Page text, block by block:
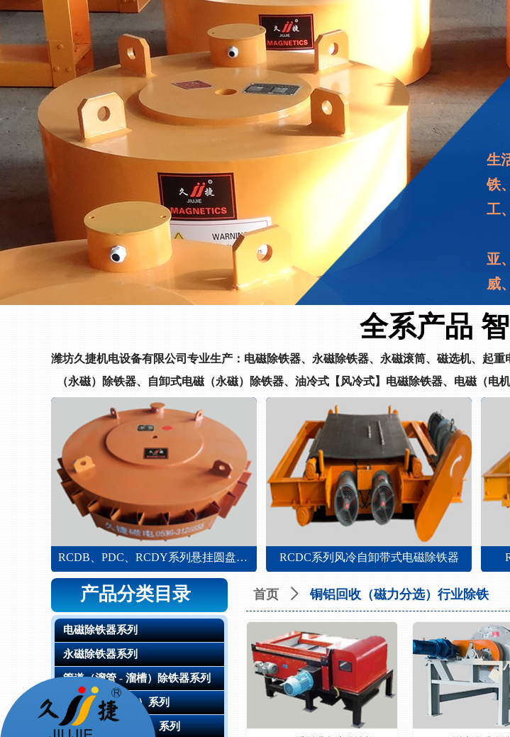
全系产品
潍坊久捷机电设备有限公司专业生产：电磁除铁器、永磁除铁器、永磁滚筒、磁选机、起
（永磁）除铁器、自卸式电磁（永磁）除铁器、油冷式【风冷式】电磁除铁器、电磁（
生
铁
工
亚
威
RCDB、PDC、RCDY系列悬挂圆盘干式电磁除铁器 RCDC系列风冷自卸带式电磁除铁器 RCDD系列电磁自卸盘式除
首页 ꄲ 铜铝回收（磁力分选）行业除铁
电磁除铁器系列
永磁除铁器系列
管道（溜管 - 溜槽）除铁器系列
磁选机（除铁机）系列
永磁滚筒（磁滑轮）系列
产品分类目录